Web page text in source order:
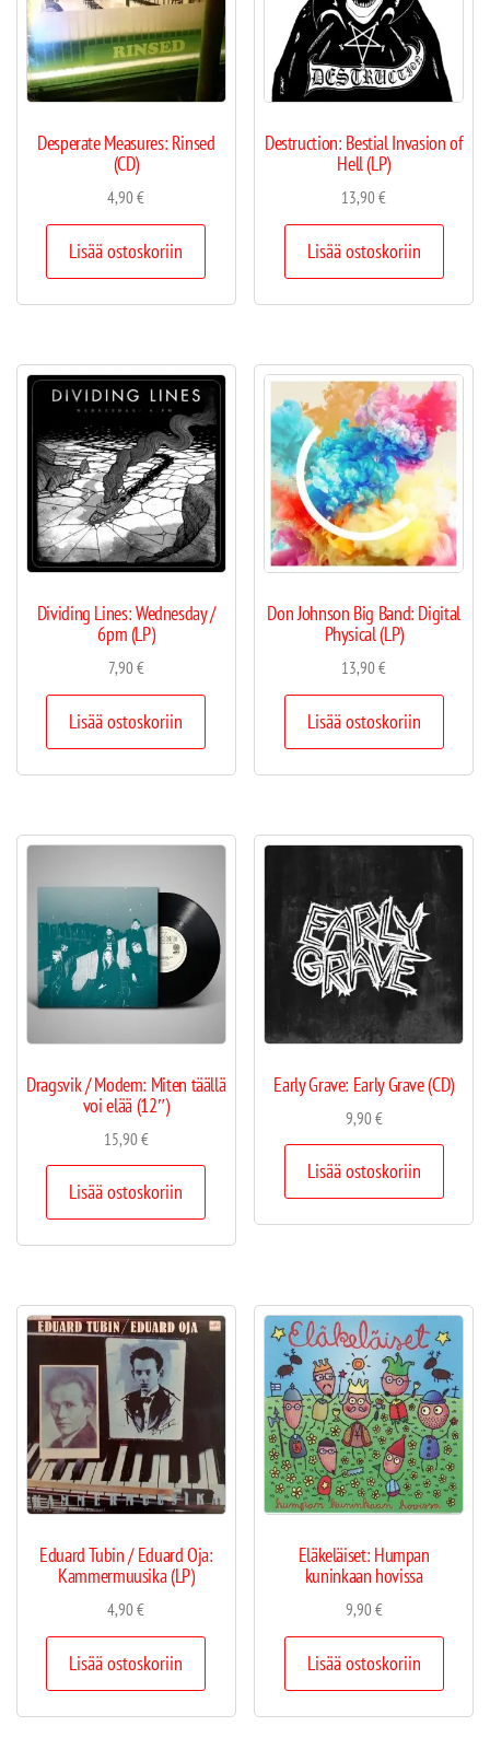
Desperate Measures: Rinsed
(CD)
4,90€
Lisää ostoskoriin
Destruction: Bestial Invasion of
Hell (LP)
13,90€
Lisää ostoskoriin
Dividing Lines: Wednesday /
6pm (LP)
7,90€
Lisää ostoskoriin
Don Johnson Big Band: Digital
Physical (LP)
13,90€
Lisää ostoskoriin
Dragsvik / Modem: Miten täällä
voi elää (12″)
15,90€
Lisää ostoskoriin
Early Grave: Early Grave (CD)
9,90€
Lisää ostoskoriin
Eduard Tubin / Eduard Oja:
Kammermuusika (LP)
4,90€
Lisää ostoskoriin
Eläkeläiset: Humpan
kuninkaan hovissa
9,90€
Lisää ostoskoriin